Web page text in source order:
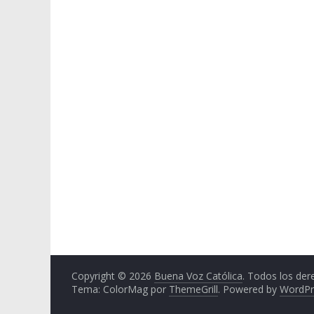
Copyright © 2026 Buena Voz Católica. Todos los
Tema: ColorMag por ThemeGrill. Powered by